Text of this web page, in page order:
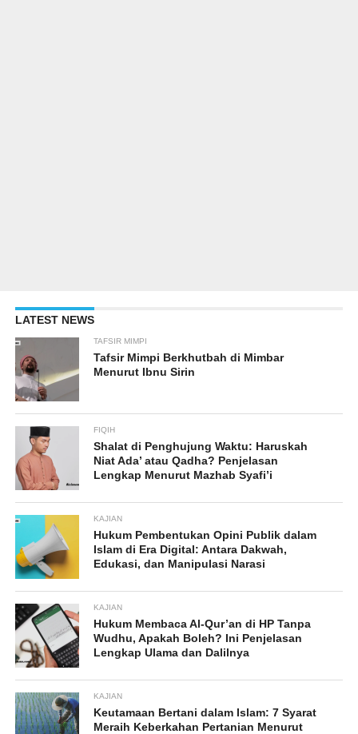
LATEST NEWS
TAFSIR MIMPI
Tafsir Mimpi Berkhutbah di Mimbar
Menurut Ibnu Sirin
FIQIH
Shalat di Penghujung Waktu: Haruskah
Niat Ada’ atau Qadha? Penjelasan
Lengkap Menurut Mazhab Syafi’i
KAJIAN
Hukum Pembentukan Opini Publik dalam
Islam di Era Digital: Antara Dakwah,
Edukasi, dan Manipulasi Narasi
KAJIAN
Hukum Membaca Al-Qur’an di HP Tanpa
Wudhu, Apakah Boleh? Ini Penjelasan
Lengkap Ulama dan Dalilnya
KAJIAN
Keutamaan Bertani dalam Islam: 7 Syarat
Meraih Keberkahan Pertanian Menurut